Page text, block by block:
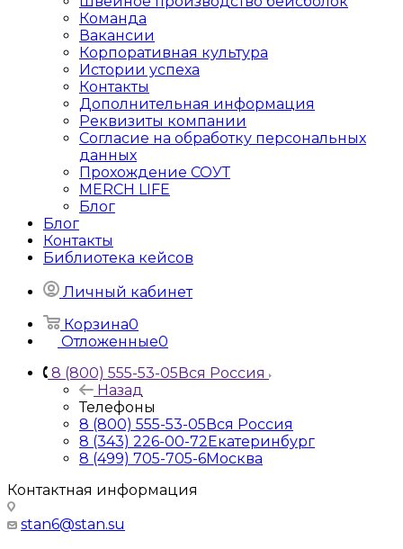
Команда
Вакансии
Корпоративная культура
Истории успеха
Контакты
Дополнительная информация
Реквизиты компании
Согласие на обработку персональных
данных
Прохождение СОУТ
MERCH LIFE
Блог
Блог
Контакты
Библиотека кейсов
Личный кабинет
Корзина0
Отложенные0
8 (800) 555-53-05Вся Россия
Назад
Телефоны
8 (800) 555-53-05Вся Россия
8 (343) 226-00-72Екатеринбург
8 (499) 705-705-6Москва
Контактная информация
stan6@stan.su